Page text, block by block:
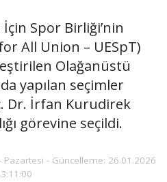
Spor Birliği’nin
All Union – UESpT)
Olağanüstü
yapılan seçimler
Dr. İrfan Kurudirek
görevine seçildi.
Pazartesi - Güncelleme: 26.01.2026